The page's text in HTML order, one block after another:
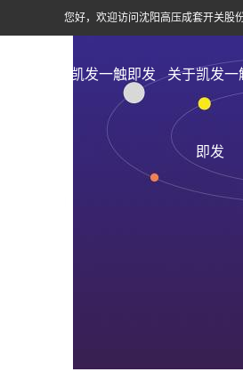
您好，欢迎访问沈阳高压成套开关股
凯发一触即发 关于凯发一
即发